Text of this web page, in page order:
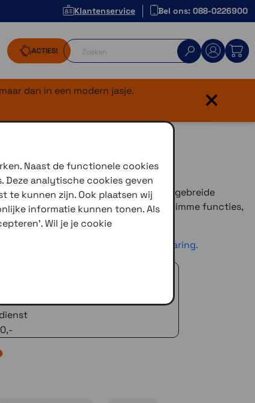
Klantenservice Bel ons: 088-0226900
ACTIES!
dan in een modern jasje.
×
intuïtieve GPS-fietsnavigatie met uitgebreide
kaarten, rondritplanner en slimme functies,
fietsers.
het wandelen? Lees hier onze ervaring.
Naast de functionele cookies
analytische cookies geven
te kunnen zijn. Ook plaatsen wij
informatie kunnen tonen. Als
Wil je je cookie